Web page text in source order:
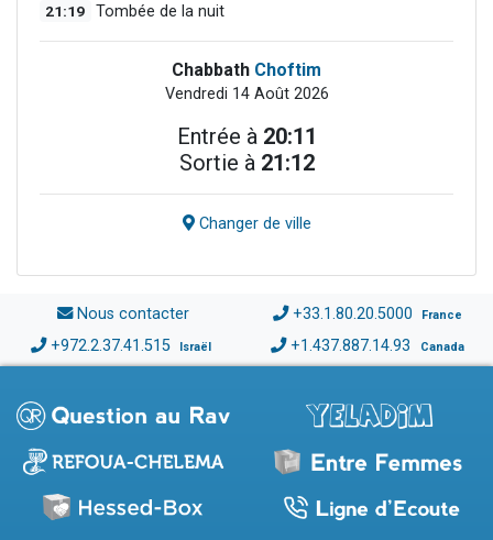
21:19 Tombée de la nuit
Chabbath Choftim
Vendredi 14 Août 2026
Entrée à 20:11
Sortie à 21:12
Changer de ville
Nous contacter +33.1.80.20.5000 France
+972.2.37.41.515 Israël +1.437.887.14.93 Canada